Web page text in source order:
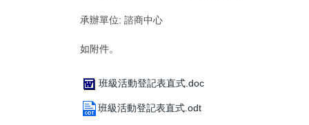
承辦單位: 諮商中心
如附件。
班級活動登記表直式.doc
班級活動登記表直式.odt